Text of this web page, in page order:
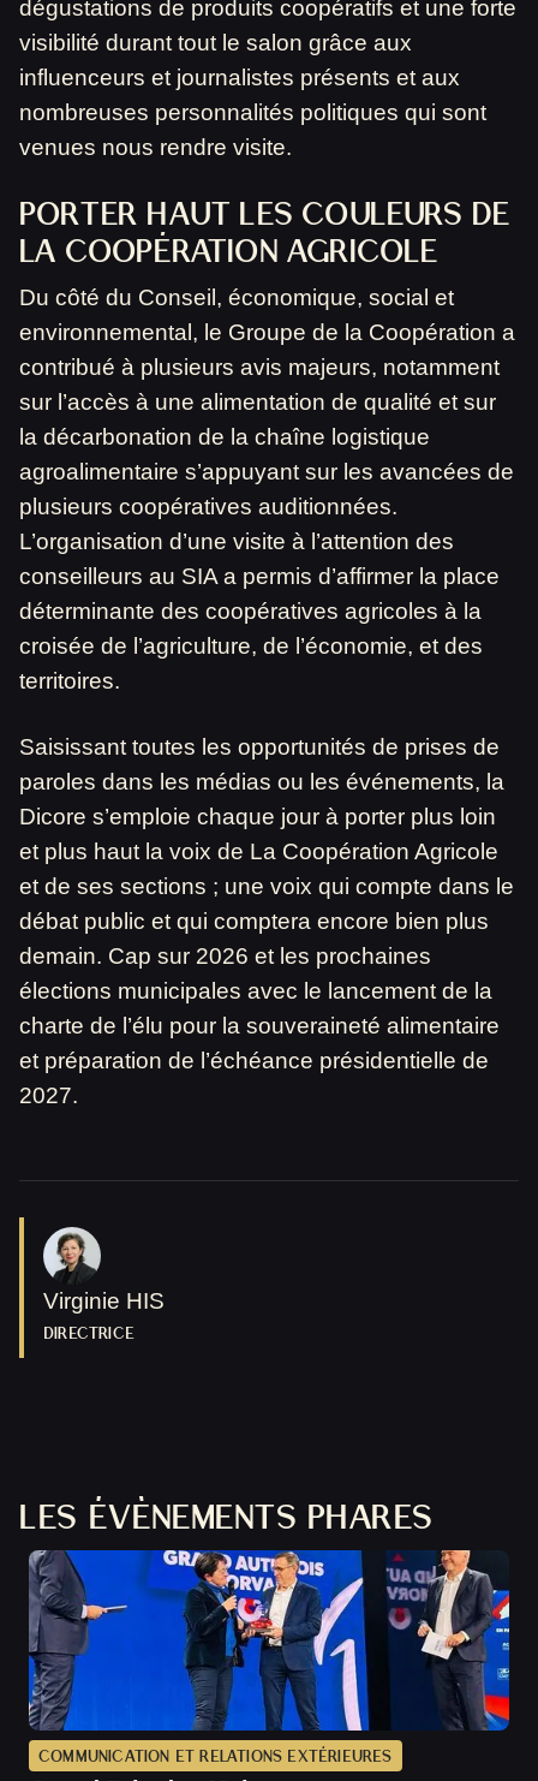
dégustations de produits coopératifs et une forte
visibilité durant tout le salon grâce aux
influenceurs et journalistes présents et aux
nombreuses personnalités politiques qui sont
venues nous rendre visite.
PORTER HAUT LES COULEURS DE
LA COOPÉRATION AGRICOLE
Du côté du Conseil, économique, social et
environnemental, le Groupe de la Coopération a
contribué à plusieurs avis majeurs, notamment
sur l’accès à une alimentation de qualité et sur
la décarbonation de la chaîne logistique
agroalimentaire s’appuyant sur les avancées de
plusieurs coopératives auditionnées.
L’organisation d’une visite à l’attention des
conseilleurs au SIA a permis d’affirmer la place
déterminante des coopératives agricoles à la
croisée de l’agriculture, de l’économie, et des
territoires.
Saisissant toutes les opportunités de prises de
paroles dans les médias ou les événements, la
Dicore s’emploie chaque jour à porter plus loin
et plus haut la voix de La Coopération Agricole
et de ses sections ; une voix qui compte dans le
débat public et qui comptera encore bien plus
demain. Cap sur 2026 et les prochaines
élections municipales avec le lancement de la
charte de l’élu pour la souveraineté alimentaire
et préparation de l’échéance présidentielle de
2027.
Virginie HIS
DIRECTRICE
LES ÉVÈNEMENTS PHARES
COMMUNICATION ET RELATIONS EXTÉRIEURES